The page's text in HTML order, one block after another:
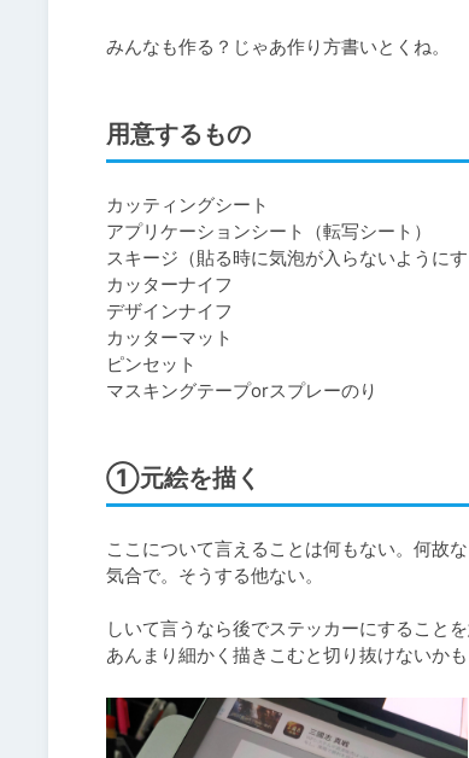
みんなも作る？じゃあ作り方書いとくね。
用意するもの
カッティングシート
アプリケーションシート（転写シート）
スキージ（貼る時に気泡が入らないようにす
カッターナイフ
デザインナイフ
カッターマット
ピンセット
マスキングテープorスプレーのり
①元絵を描く
ここについて言えることは何もない。何故
気合で。そうする他ない。
しいて言うなら後でステッカーにすること
あんまり細かく描きこむと切り抜けないか